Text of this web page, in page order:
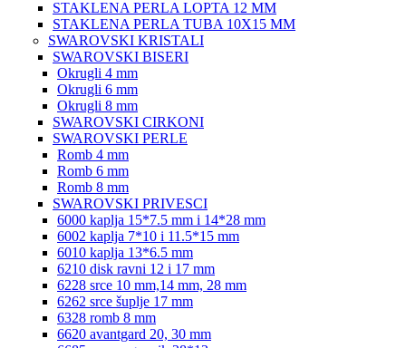
STAKLENA PERLA LOPTA 12 MM
STAKLENA PERLA TUBA 10X15 MM
SWAROVSKI KRISTALI
SWAROVSKI BISERI
Okrugli 4 mm
Okrugli 6 mm
Okrugli 8 mm
SWAROVSKI CIRKONI
SWAROVSKI PERLE
Romb 4 mm
Romb 6 mm
Romb 8 mm
SWAROVSKI PRIVESCI
6000 kaplja 15*7.5 mm i 14*28 mm
6002 kaplja 7*10 i 11.5*15 mm
6010 kaplja 13*6.5 mm
6210 disk ravni 12 i 17 mm
6228 srce 10 mm,14 mm, 28 mm
6262 srce šuplje 17 mm
6328 romb 8 mm
6620 avantgard 20, 30 mm